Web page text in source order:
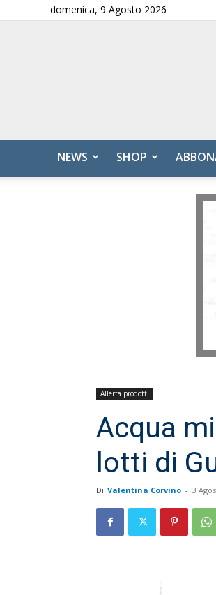
domenica, 9 Agosto 2026
NEWS SHOP
Allerta prodotti
Acqua
lotti di
Di Valentina Corvino - 3